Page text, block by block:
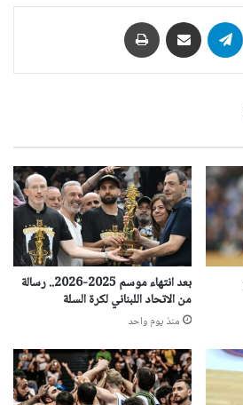
واتساب تيلقرام مشاركة عبر البريد
بعد انتهاء موسم 2025-2026.. رسالة
من الاتحاد اللبناني لكرة السلة
منذ يوم واحد